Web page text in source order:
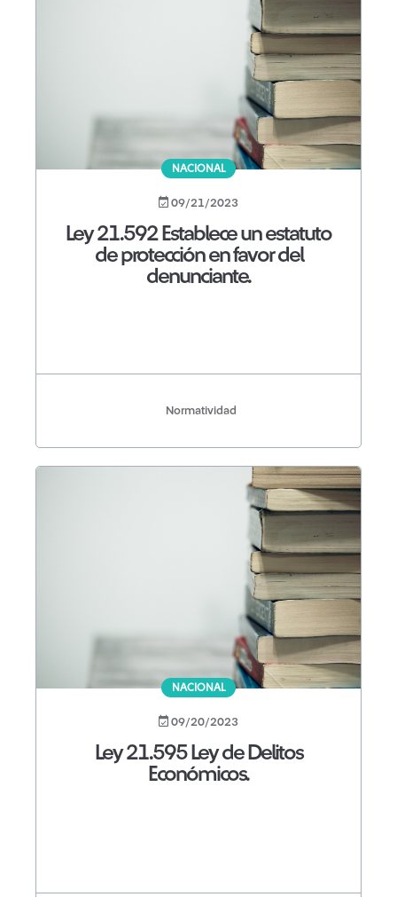
NACIONAL
09/21/2023
Ley 21.592 Establece un estatuto
de protección en favor del
denunciante.
Normatividad
NACIONAL
09/20/2023
Ley 21.595 Ley de Delitos
Económicos.